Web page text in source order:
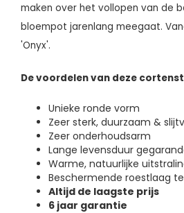
maken over het vollopen van de
bloempot jarenlang meegaat.
'Onyx'.
De voordelen van deze
Unieke ronde vorm
Zeer sterk, duurzaam &
Zeer onderhoudsarm
Lange levensduur
Warme, natuurlijke
Beschermende roestlaag
Altijd de laagste prijs
6 jaar garantie